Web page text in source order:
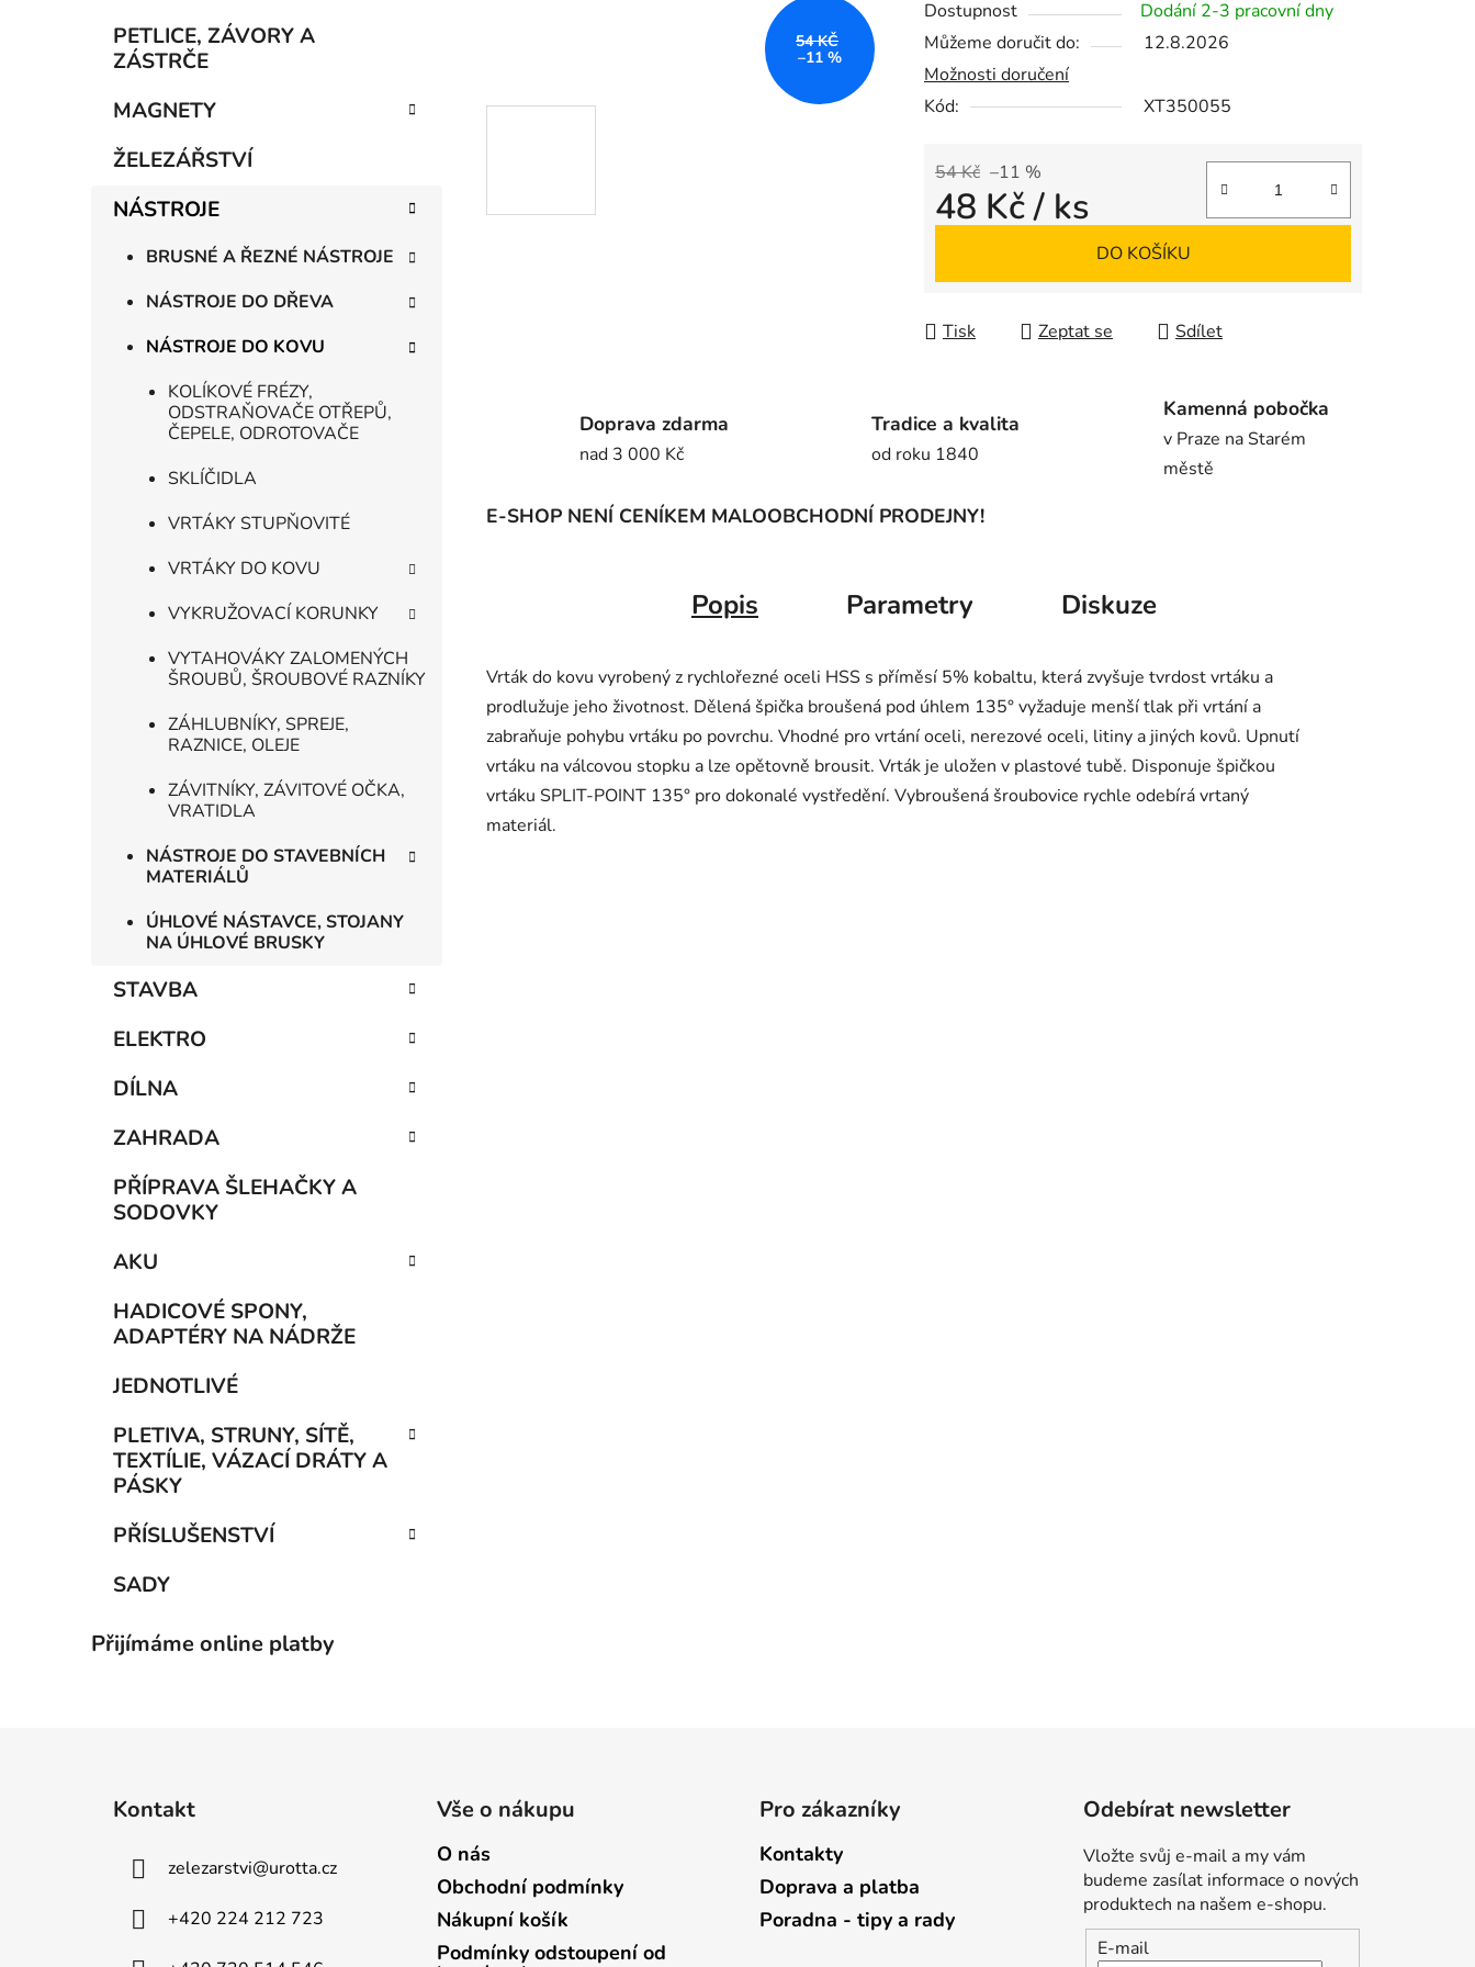
PETLICE, ZÁVORY A
ZÁSTRČE
MAGNETY
ŽELEZÁŘSTVÍ
NÁSTROJE
BRUSNÉ A ŘEZNÉ NÁSTROJE
NÁSTROJE DO DŘEVA
NÁSTROJE DO KOVU
KOLÍKOVÉ FRÉZY,
ODSTRAŇOVAČE OTŘEPŮ,
ČEPELE, ODROTOVAČE
SKLÍČIDLA
VRTÁKY STUPŇOVITÉ
VRTÁKY DO KOVU
VYKRUŽOVACÍ KORUNKY
VYTAHOVÁKY ZALOMENÝCH
ŠROUBŮ, ŠROUBOVÉ RAZNÍKY
ZÁHLUBNÍKY, SPREJE,
RAZNICE, OLEJE
ZÁVITNÍKY, ZÁVITOVÉ OČKA,
VRATIDLA
NÁSTROJE DO STAVEBNÍCH
MATERIÁLŮ
ÚHLOVÉ NÁSTAVCE, STOJANY
NA ÚHLOVÉ BRUSKY
STAVBA
ELEKTRO
DÍLNA
ZAHRADA
PŘÍPRAVA ŠLEHAČKY A
SODOVKY
AKU
HADICOVÉ SPONY,
ADAPTÉRY NA NÁDRŽE
JEDNOTLIVÉ
PLETIVA, STRUNY, SÍTĚ,
TEXTÍLIE, VÁZACÍ DRÁTY A
PÁSKY
PŘÍSLUŠENSTVÍ
SADY
Přijímáme online platby
je
0,0
z
5
Dostupnost
Dodání 2-3 pracovní dny
Můžeme doručit do:
12.8.2026
Možnosti doručení
Kód:
XT350055
54 Kč –11 %
48 Kč/ ks
DO KOŠÍKU
Tisk Zeptat se Sdílet
54 KČ
–11 %
Doprava zdarma
nad 3 000 Kč
Tradice a kvalita
od roku 1840
Kamenná pobočka
v Praze na Starém
městě
E-SHOP NENÍ CENÍKEM MALOOBCHODNÍ PRODEJNY!
Popis Parametry Diskuze
Vrták do kovu vyrobený z rychlořezné oceli HSS s příměsí 5% kobaltu, která zvyšuje tvrdost vrtáku a
prodlužuje jeho životnost. Dělená špička broušená pod úhlem 135° vyžaduje menší tlak při vrtání a
zabraňuje pohybu vrtáku po povrchu. Vhodné pro vrtání oceli, nerezové oceli, litiny a jiných kovů. Upnutí
vrtáku na válcovou stopku a lze opětovně brousit. Vrták je uložen v plastové tubě. Disponuje špičkou
vrtáku SPLIT-POINT 135° pro dokonalé vystředění. Vybroušená šroubovice rychle odebírá vrtaný
materiál.
Kontakt
zelezarstvi@urotta.cz
+420 224 212 723
Vše o nákupu
O nás
Obchodní podmínky
Nákupní košík
Podmínky odstoupení od
Pro zákazníky
Kontakty
Doprava a platba
Poradna - tipy a rady
Odebírat newsletter
Vložte svůj e-mail a my vám
budeme zasílat informace o nových
produktech na našem e-shopu.
E-mail